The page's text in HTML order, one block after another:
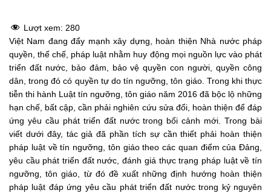
Lượt xem: 280
Việt Nam đang đẩy mạnh xây dựng, hoàn thiện Nhà nước pháp
quyền, thể chế, pháp luật nhằm huy động mọi nguồn lực vào phát
triển đất nước, bảo đảm, bảo vệ quyền con người, quyền công
dân, trong đó có quyền tự do tín ngưỡng, tôn giáo. Trong khi thực
tiễn thi hành Luật tín ngưỡng, tôn giáo năm 2016 đã bộc lộ những
hạn chế, bất cập, cần phải nghiên cứu sửa đổi, hoàn thiện để đáp
ứng yêu cầu phát triển đất nước trong bối cảnh mới. Trong bài
viết dưới đây, tác giả đã phần tích sự cần thiết phải hoàn thiện
pháp luật về tín ngưỡng, tôn giáo theo các quan điểm của Đảng,
yêu cầu phát triển đất nước, đánh giá thực trạng pháp luật về tín
ngưỡng, tôn giáo, từ đó đề xuất những định hướng hoàn thiện
pháp luật đáp ứng yêu cầu phát triển đất nước trong kỷ nguyên